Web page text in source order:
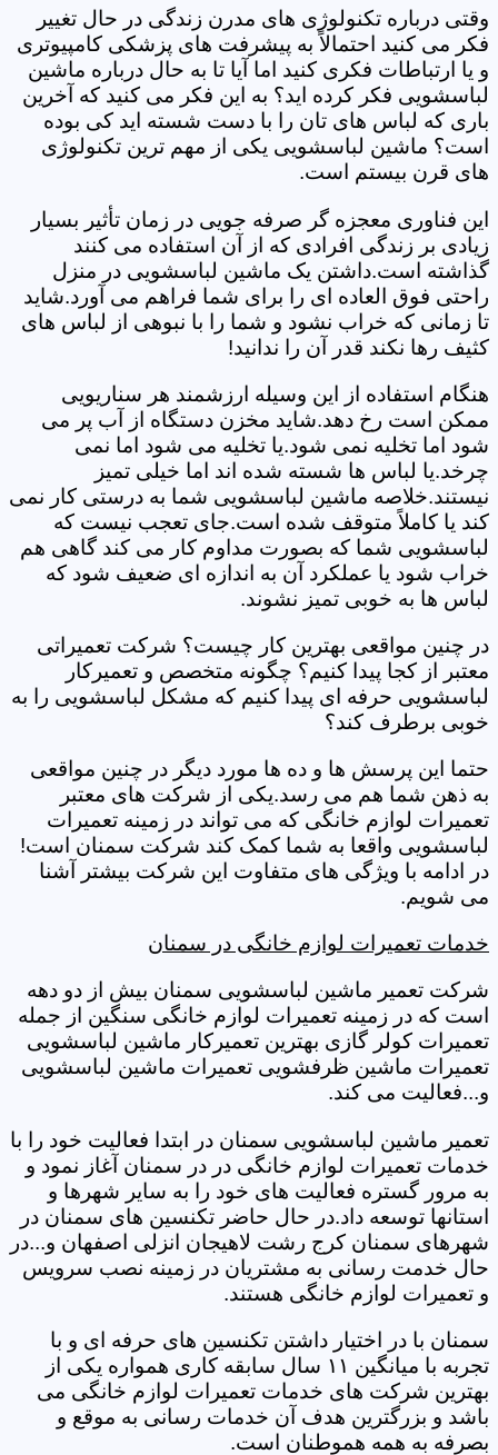
وقتی درباره تکنولوژی های مدرن زندگی در حال تغییر
فکر می کنید احتمالاً به پیشرفت های پزشکی کامپیوتری
و یا ارتباطات فکری کنید اما آیا تا به حال درباره ماشین
لباسشویی فکر کرده اید؟ به این فکر می کنید که آخرین
باری که لباس های تان را با دست شسته اید کی بوده
است؟ ماشین لباسشویی یکی از مهم ترین تکنولوژی
های قرن بیستم است.
این فناوری معجزه گر صرفه جویی در زمان تأثیر بسیار
زیادی بر زندگی افرادی که از آن استفاده می کنند
گذاشته است.داشتن یک ماشین لباسشویی در منزل
راحتی فوق العاده ای را برای شما فراهم می آورد.شاید
تا زمانی که خراب نشود و شما را با نبوهی از لباس های
کثیف رها نکند قدر آن را ندانید!
هنگام استفاده از این وسیله ارزشمند هر سناریویی
ممکن است رخ دهد.شاید مخزن دستگاه از آب پر می
شود اما تخلیه نمی شود.یا تخلیه می شود اما نمی
چرخد.یا لباس ها شسته شده اند اما خیلی تمیز
نیستند.خلاصه ماشین لباسشویی شما به درستی کار نمی
کند یا کاملاً متوقف شده است.جای تعجب نیست که
لباسشویی شما که بصورت مداوم کار می کند گاهی هم
خراب شود یا عملکرد آن به اندازه ای ضعیف شود که
لباس ها به خوبی تمیز نشوند.
در چنین مواقعی بهترین کار چیست؟ شرکت تعمیراتی
معتبر از کجا پیدا کنیم؟ چگونه متخصص و تعمیرکار
لباسشویی حرفه ای پیدا کنیم که مشکل لباسشویی را به
خوبی برطرف کند؟
حتما این پرسش ها و ده ها مورد دیگر در چنین مواقعی
به ذهن شما هم می رسد.یکی از شرکت های معتبر
تعمیرات لوازم خانگی که می تواند در زمینه تعمیرات
لباسشویی واقعا به شما کمک کند شرکت سمنان است!
در ادامه با ویژگی های متفاوت این شرکت بیشتر آشنا
می شویم.
خدمات تعمیرات لوازم خانگی در سمنان
شرکت تعمیر ماشین لباسشویی سمنان بیش از دو دهه
است که در زمینه تعمیرات لوازم خانگی سنگین از جمله
تعمیرات کولر گازی بهترین تعمیرکار ماشین لباسشویی
تعمیرات ماشین ظرفشویی تعمیرات ماشین لباسشویی
و...فعالیت می کند.
تعمیر ماشین لباسشویی سمنان در ابتدا فعالیت خود را با
خدمات تعمیرات لوازم خانگی در در سمنان آغاز نمود و
به مرور گستره فعالیت های خود را به سایر شهرها و
استانها توسعه داد.در حال حاضر تکنسین های سمنان در
شهرهای سمنان کرج رشت لاهیجان انزلی اصفهان و...در
حال خدمت رسانی به مشتریان در زمینه نصب سرویس
و تعمیرات لوازم خانگی هستند.
سمنان با در اختیار داشتن تکنسین های حرفه ای و با
تجربه با میانگین ۱۱ سال سابقه کاری همواره یکی از
بهترین شرکت های خدمات تعمیرات لوازم خانگی می
باشد و بزرگترین هدف آن خدمات رسانی به موقع و
بصرفه به همه هموطنان است.